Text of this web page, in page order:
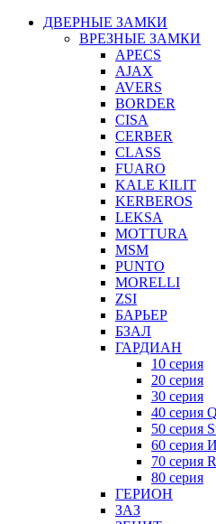
ДВЕРНЫЕ ЗАМКИ
ВРЕЗНЫЕ ЗАМКИ
APECS
AJAX
AVERS
BORDER
CISA
CERBER
CLASS
FUARO
KALE KILIT
KERBEROS
LEKSA
MOTTURA
MSM
PUNTO
MORELLI
ZSI
БАРЬЕР
БЗАЛ
ГАРДИАН
10 серия
20 серия
30 серия
40 серия
50 серия
60 серия
70 серия
80 серия
ГЕРИОН
ЗАЗ